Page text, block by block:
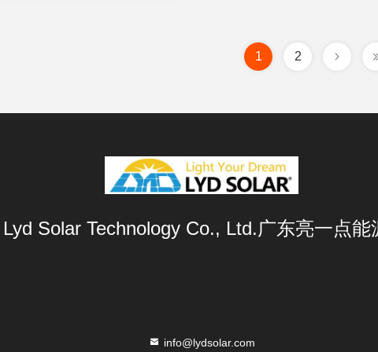
1 2
Solar Technology Co., Ltd.广东亮一点
info@lydsolar.com